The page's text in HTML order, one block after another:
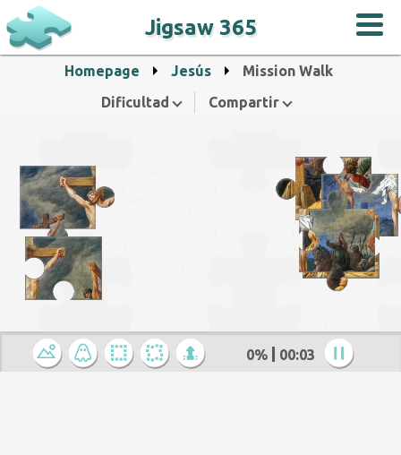
Jigsaw 365
Homepage Jesús
Mission Walk
Dificultad
Compartir
0% 00:04